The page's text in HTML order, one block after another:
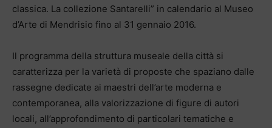
classica. La collezione Santarelli” in calendario al Museo
d’Arte di Mendrisio fino al 31 gennaio 2016.
Il programma della struttura museale della città si
caratterizza per la varietà di proposte che spaziano dalle
rassegne dedicate ai maestri dell’arte moderna e
contemporanea, alla valorizzazione di figure di autori
locali, all’approfondimento di particolari tematiche e